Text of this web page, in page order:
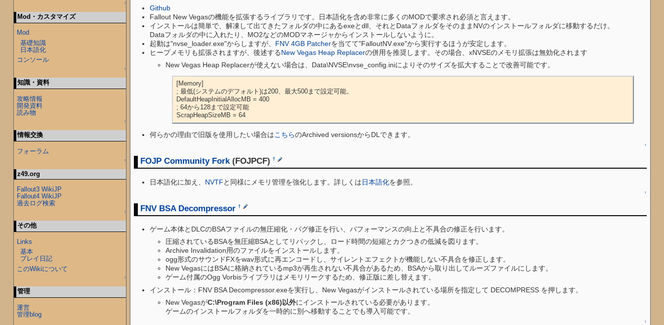
Github
Fallout New Vegasの機能を拡張するライブラリです。日本語化を含め非常に多くのMODで要求され必須と言えます。
インストールは簡単で、解凍して出てきたフォルダの中にあるexeとdll、それとDataフォルダをそのままNVのインストールフォルダに移動するだけ。
Dataフォルダの中に入れたり、MO2などのMODマネージャからインストールしないように。
起動は"nvse_loader.exe"からしますが、 FNV 4GB Patcherを当てて"FalloutNV.exe"から実行するほうが安定します。
ヒープメモリも拡張されますが、後述するNew Vegas Heap Replacerの併用を推奨します。その場合、xNVSEのメモリ拡張は無効化されます
New Vegas Heap Replacerが使えない場合は、Data\NVSE\nvse_config.iniによりそのサイズを拡大することで改善可能です。
[Memory]
; 最低(システムのデフォルト)は200、最大500まで設定可能。
DefaultHeapInitialAllocMB = 400
; 64から128まで設定可能
ScrapHeapSizeMB = 64
何らかの理由で旧版を使用したい場合はこちらのArchived versionsからDLできます。
↑
FOJP Community Fork(FOJPCF)†
日本語化に加え、 NVTFと同様にメモリ管理を強化します。詳しくは日本語化を参照。
↑
FNV BSA Decompressor †
ゲーム本体とDLCのBSAファイルの無圧縮化・バグ修正を行い、パフォーマンスの向上と不具合の修正を行います。
圧縮されているBSAを無圧縮BSAとしてリパックし、ロード時間の短縮とカクつきの低減を図ります。
Archive Invalidation用のファイルをインストールします。
ogg形式のサウンドFXをwav形式に再エンコードし、サイレントエフェクトが機能しない不具合を修正します。
New VegasにはBSAに格納されているmp3が再生されない不具合があるため、BSAから取り出してルーズファイルにします。
ゲーム付属のOgg Vorbisライブラリはメモリリークするため、修正版に差し替えます。
インストール：FNV BSA Decompressor.exeを実行し、New Vegasがインストールされている場所を指定して DECOMPRESS を押します。
New VegasがC:\Program Files (x86)以外にインストールされている必要があります。
ゲームのインストールフォルダを一時的に別へ移動することでも導入可能です。
↑
↑
Mod・カスタマイズ
Mod
基礎知識
日本語化
コンソール
↑
知識・資料
攻略情報
開発資料
読み物
↑
情報交換
フォーラム
↑
z49.org
Fallout3 WikiJP
Fallout4 WikiJP
過去ログ検索
↑
その他
Links
基本
プレイ日記
このWikiについて
↑
管理
運営
管理blog